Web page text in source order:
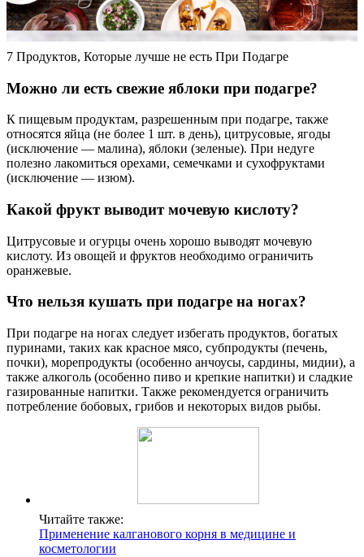
7 Продуктов, Которые лучше не есть При Подагре
Можно ли есть свежие яблоки при подагре?
К пищевым продуктам, разрешенным при подагре, также
относятся яйца (не более 1 шт. в день), цитрусовые, ягоды
(исключение — малина), яблоки (зеленые). При недуге
полезно лакомиться орехами, семечками и сухофруктами
(исключение — изюм).
Какой фрукт выводит мочевую кислоту?
Цитрусовые и огурцы очень хорошо выводят мочевую
кислоту. Из овощей и фруктов необходимо ограничить
оранжевые.
Что нельзя кушать при подагре на ногах?
При подагре на ногах следует избегать продуктов, богатых
пуринами, таких как красное мясо, субпродукты (печень,
почки), морепродукты (особенно анчоусы, сардины, мидии), а
также алкоголь (особенно пиво и крепкие напитки) и сладкие
газированные напитки. Также рекомендуется ограничить
потребление бобовых, грибов и некоторых видов рыбы.
Читайте также:
Применение калганового корня в медицине и
косметологии